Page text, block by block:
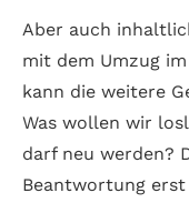
Aber auch
mit dem Umzug
kann die weitere
Was wollen wir
darf neu werden?
Beant­wortung